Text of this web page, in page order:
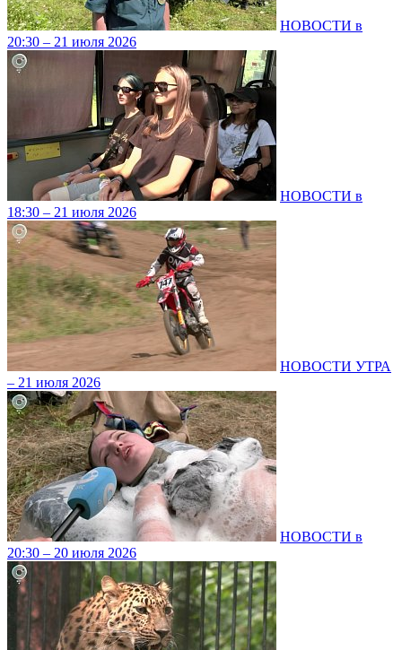
НОВОСТИ в
20:30 – 21 июля 2026
НОВОСТИ в
18:30 – 21 июля 2026
НОВОСТИ УТРА
– 21 июля 2026
НОВОСТИ в
20:30 – 20 июля 2026